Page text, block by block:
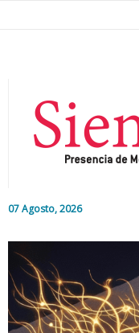
07 Agosto, 2026
Editorial
Nacional